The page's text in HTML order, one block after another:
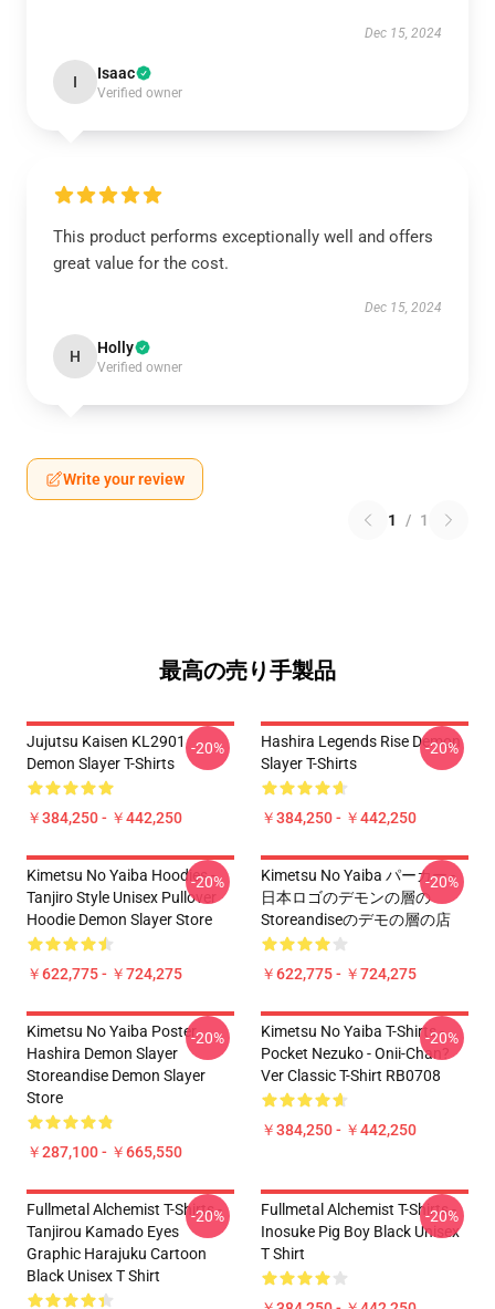
Dec 15, 2024
I Isaac
Verified owner
This product performs exceptionally well and offers
great value for the cost.
Dec 15, 2024
H Holly
Verified owner
Write your review
1 / 1
最高の売り手製品
Jujutsu Kaisen KL2901
Demon Slayer T-Shirts
￥384,250 - ￥442,250
-20%
Hashira Legends Rise Demon
Slayer T-Shirts
￥384,250 - ￥442,250
-20%
Kimetsu No Yaiba Hoodies -
Tanjiro Style Unisex Pullover
Hoodie Demon Slayer Store
￥622,775 - ￥724,275
-20%
Kimetsu No Yaiba パーカー -
日本ロゴのデモンの層の
Storeandiseのデモの層の店
￥622,775 - ￥724,275
-20%
Kimetsu No Yaiba Poster
Hashira Demon Slayer
Storeandise Demon Slayer
Store
￥287,100 - ￥665,550
-20%
Kimetsu No Yaiba T-Shirts -
Pocket Nezuko - Onii-Chan?
Ver Classic T-Shirt RB0708
￥384,250 - ￥442,250
-20%
Fullmetal Alchemist T-Shirts -
Tanjirou Kamado Eyes
Graphic Harajuku Cartoon
Black Unisex T Shirt
-20%
Fullmetal Alchemist T-Shirts -
Inosuke Pig Boy Black Unisex
T Shirt
-20%